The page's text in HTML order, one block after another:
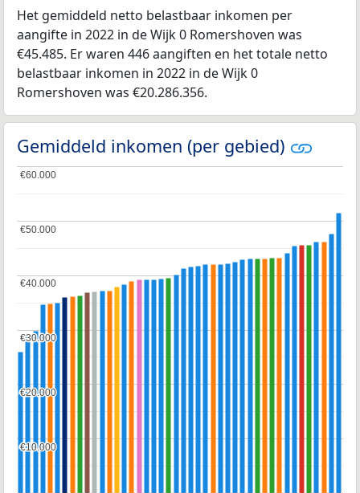
Het gemiddeld netto belastbaar inkomen per
aangifte in 2022 in de Wijk 0 Romershoven was
€45.485. Er waren 446 aangiften en het totale netto
belastbaar inkomen in 2022 in de Wijk 0
Romershoven was €20.286.356.
Gemiddeld inkomen (per gebied)
€10.000
€10.000
€20.000
€20.000
€30.000
€30.000
€40.000
€40.000
€50.000
€50.000
€60.000
€60.000